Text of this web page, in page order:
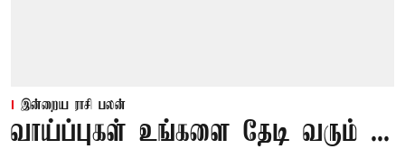
இன்றைய ராசி பலன்
வாய்ப்புகள் உங்களை தேடி வரும் ...